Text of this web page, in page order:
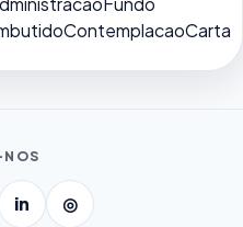
ContemplacaoCarta
in ◎